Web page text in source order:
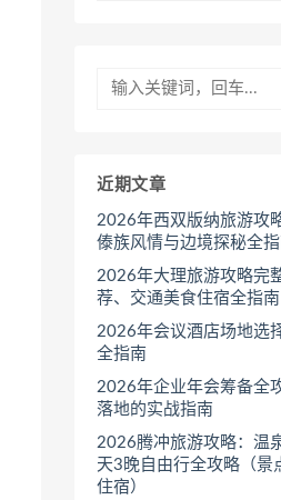
近期文章
2026年西双版纳旅游攻
傣族风情与边境探秘全
2026年大理旅游攻略完
荐、交通美食住宿全指南
2026年会议酒店场地选
全指南
2026年企业年会筹备全
落地的实战指南
2026腾冲旅游攻略：温
天3晚自由行全攻略（
住宿）